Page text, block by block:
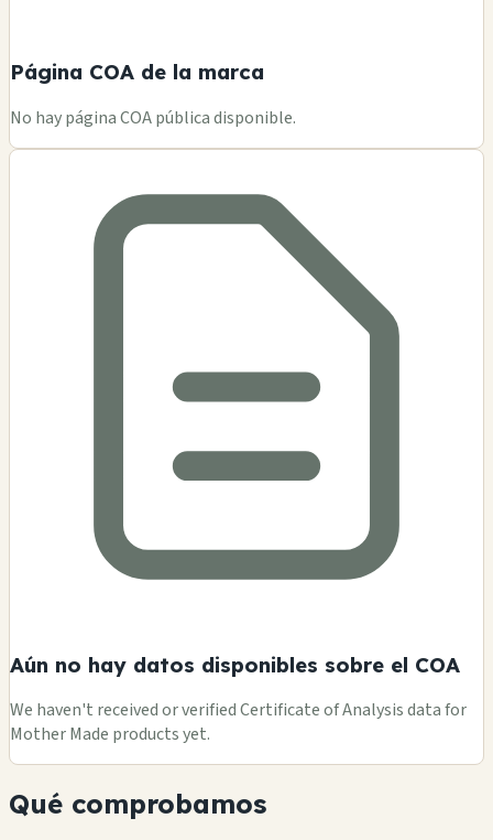
Página COA de la marca
No hay página COA pública disponible.
Aún no hay datos disponibles sobre el COA
We haven't received or verified Certificate of Analysis data for
Mother Made products yet.
Qué comprobamos